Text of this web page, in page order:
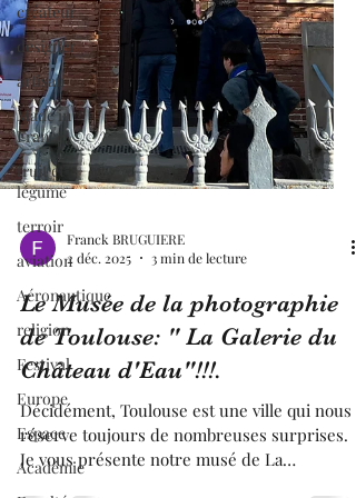
créateur
designer
artisan
Made in
France
fruit et
légume
terroir
aviation
Aéronautique
religion
Festival
Europe
Espace
Académie
2 déc. 2025
3 min de lecture
Le Musée de la photographie
de Toulouse: " La Galerie du
Château d'Eau"!!!.
Décidément, Toulouse est une ville qui nous
réserve toujours de nombreuses surprises.